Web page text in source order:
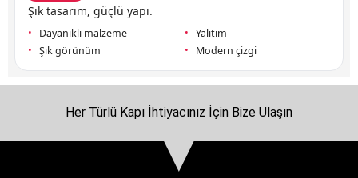
Şık tasarım, güçlü yapı.
Dayanıklı malzeme
Yalıtım
Şık görünüm
Modern çizgi
Her Türlü Kapı İhtiyacınız İçin Bize Ulaşın